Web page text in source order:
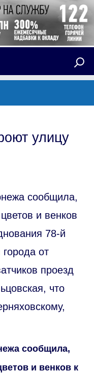
улицу
сообщила,
и венков
78-й
от
проезд
что
сообщила,
и венков к